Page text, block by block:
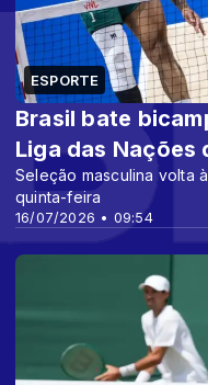
ESPORTE
16/07/2026 • 09:54
Brasil bate
Liga das Nações
Seleção masculina volta
quinta-feira